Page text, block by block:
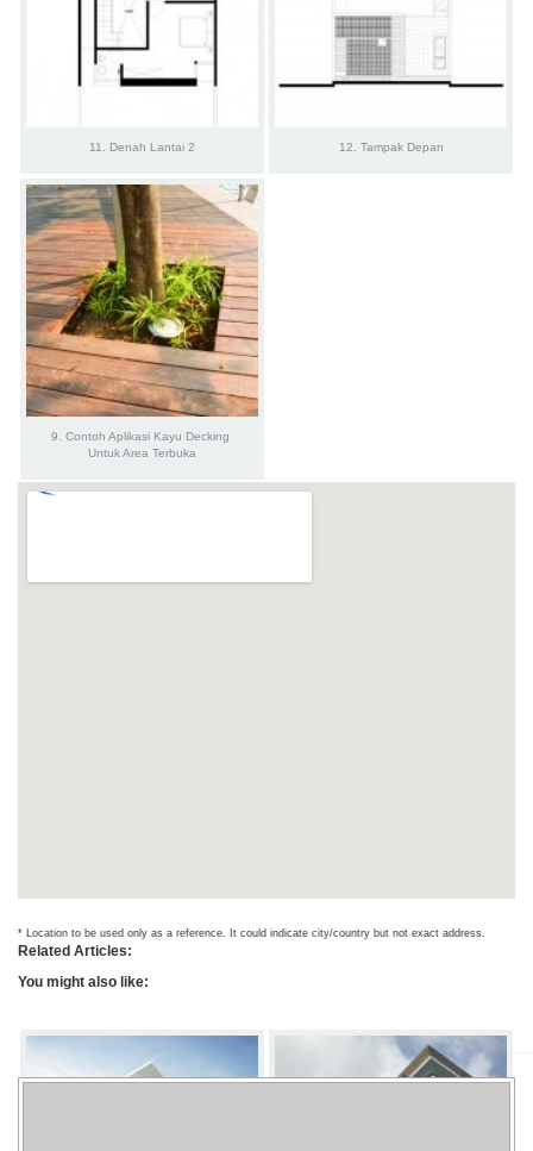
11. Denah Lantai 2 12. Tampak Depan
9. Contoh Aplikasi Kayu Decking
Untuk Area Terbuka
* Location to be used only as a reference. It could indicate city/country but not exact address.
Related Articles:
You might also like: